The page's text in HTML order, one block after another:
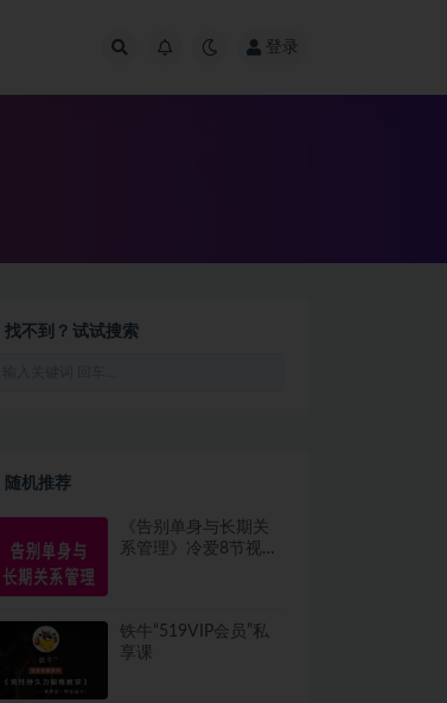
登录
找不到？试试搜索
随机推荐
《告别单身与长期关
系管理》冷爱8节视频
铁牛“519VIP会员”私
享课